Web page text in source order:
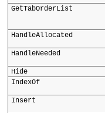
GetTabOrderList
HandleAllocated
HandleNeeded
Hide
IndexOf
Insert